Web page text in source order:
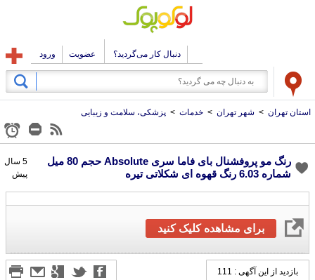
دنبال کار می‌گردید؟ عضویت ورود
استان تهران > شهر تهران > خدمات > پزشکی، سلامت و زیبایی
رنگ مو پروفشنال بای فاما سری Absolute حجم 80 میل
شماره 6.03 رنگ قهوه ای شکلاتی تیره
5 سال
پیش
برای مشاهده کلیک کنید
بازدید از این آگهی : 111